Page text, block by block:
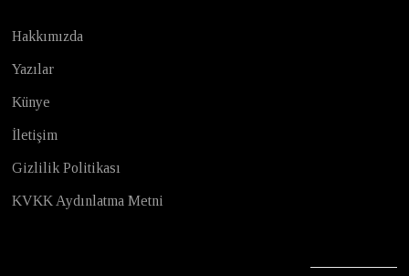
Hakkımızda
Yazılar
Künye
İletişim
Gizlilik Politikası
KVKK Aydınlatma Metni